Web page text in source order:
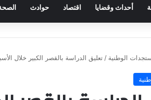
أحداث وقضايا اقتصاد حوادث
الوطنية / تعليق الدراسة بالقصر الكبير خلال